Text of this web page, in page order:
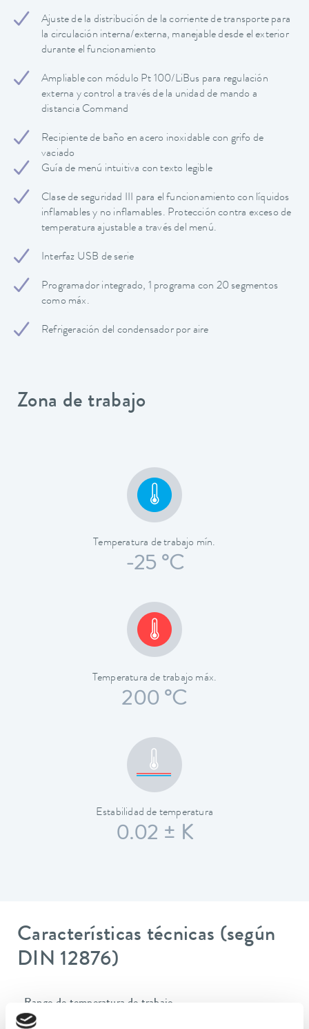
Ajuste de la distribución de la corriente de transporte para
la circulación interna/externa, manejable desde el exterior
durante el funcionamiento
Ampliable con módulo Pt 100/LiBus para regulación
externa y control a través de la unidad de mando a
distancia Command
Recipiente de baño en acero inoxidable con grifo de
vaciado
Guía de menú intuitiva con texto legible
Clase de seguridad III para el funcionamiento con líquidos
inflamables y no inflamables. Protección contra exceso de
temperatura ajustable a través del menú.
Interfaz USB de serie
Programador integrado, 1 programa con 20 segmentos
como máx.
Refrigeración del condensador por aire
Zona de trabajo
Temperatura de trabajo mín.
-25 °C
Temperatura de trabajo máx.
200 °C
Estabilidad de temperatura
0.02 ± K
Características técnicas (según
DIN 12876)
Rango de temperatura de trabajo
-25 ... 200 °C